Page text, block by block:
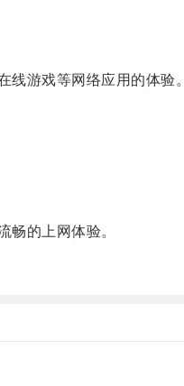
游戏等网络应用的体验。
的上网体验。